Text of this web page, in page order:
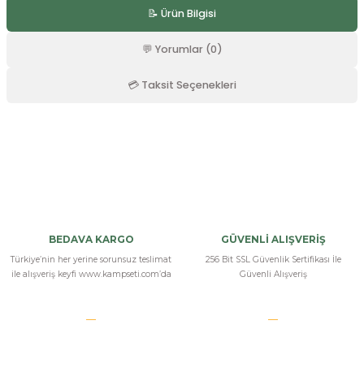
📝 Ürün Bilgisi
💬 Yorumlar (0)
💳 Taksit Seçenekleri
BEDAVA KARGO
Türkiye’nin her yerine sorunsuz teslimat
ile alışveriş keyfi www.kampseti.com’da
GÜVENLİ ALIŞVERİŞ
256 Bit SSL Güvenlik Sertifikası İle
Güvenli Alışveriş